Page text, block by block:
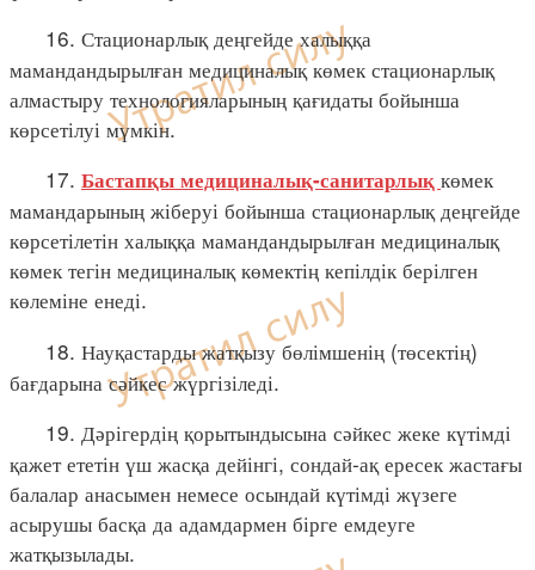
16. Стационарлық деңгейде халыққа
мамандандырылған медициналық көмек стационарлық
алмастыру технологияларының қағидаты бойынша
көрсетілуі мүмкін.
17. Бастапқы медициналық-санитарлық көмек
мамандарының жіберуі бойынша стационарлық деңгейде
көрсетілетін халыққа мамандандырылған медициналық
көмек тегін медициналық көмектің кепілдік берілген
көлеміне енеді.
18. Науқастарды жатқызу бөлімшенің (төсектің)
бағдарына сәйкес жүргізіледі.
19. Дәрігердің қорытындысына сәйкес жеке күтімді
қажет ететін үш жасқа дейінгі, сондай-ақ ересек жастағы
балалар анасымен немесе осындай күтімді жүзеге
асырушы басқа да адамдармен бірге емдеуге
жатқызылады.